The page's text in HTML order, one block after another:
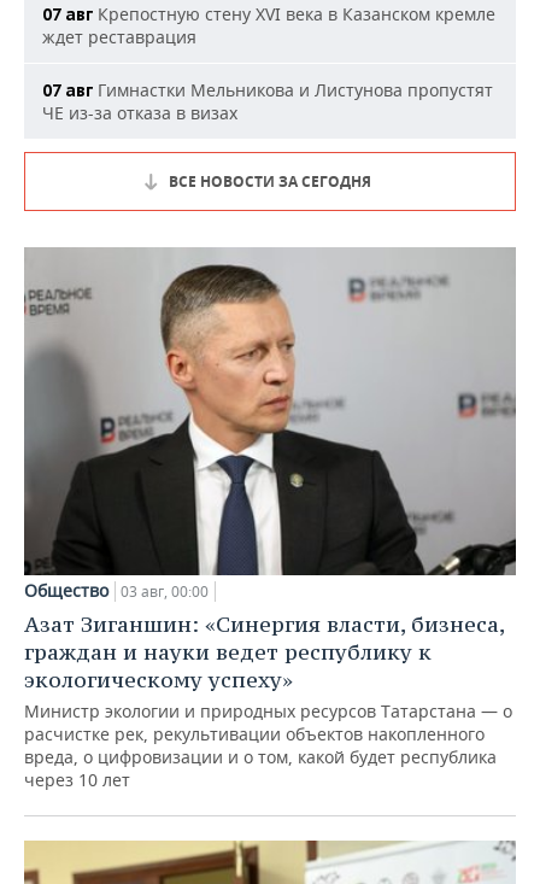
07 авг Крепостную стену XVI века в Казанском кремле
ждет реставрация
07 авг Гимнастки Мельникова и Листунова пропустят
ЧЕ из-за отказа в визах
ВСЕ НОВОСТИ ЗА СЕГОДНЯ
Общество 03 авг, 00:00
Азат Зиганшин: «Синергия власти, бизнеса,
граждан и науки ведет республику к
экологическому успеху»
Министр экологии и природных ресурсов Татарстана — о
расчистке рек, рекультивации объектов накопленного
вреда, о цифровизации и о том, какой будет республика
через 10 лет